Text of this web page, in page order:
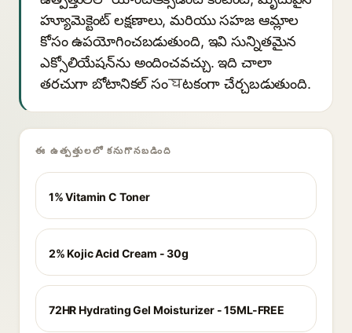
హ్యూమెక్టెంట్ లక్షణాలు, మరియు సహజ ఆమ్లాల
కోసం ఉపయోగించబడుతుంది, ఇవి సున్నితమైన
ఎక్సోలియేషన్‌ను అందించవచ్చు. ఇది చాలా
తరచుగా బోటానికల్ సంघటకంగా చేర్చబడుతుంది.
ఈ ఉత్పత్తులలో కనుగొనబడింది
1% Vitamin C Toner
2% Kojic Acid Cream - 30g
72HR Hydrating Gel Moisturizer - 15ML-FREE